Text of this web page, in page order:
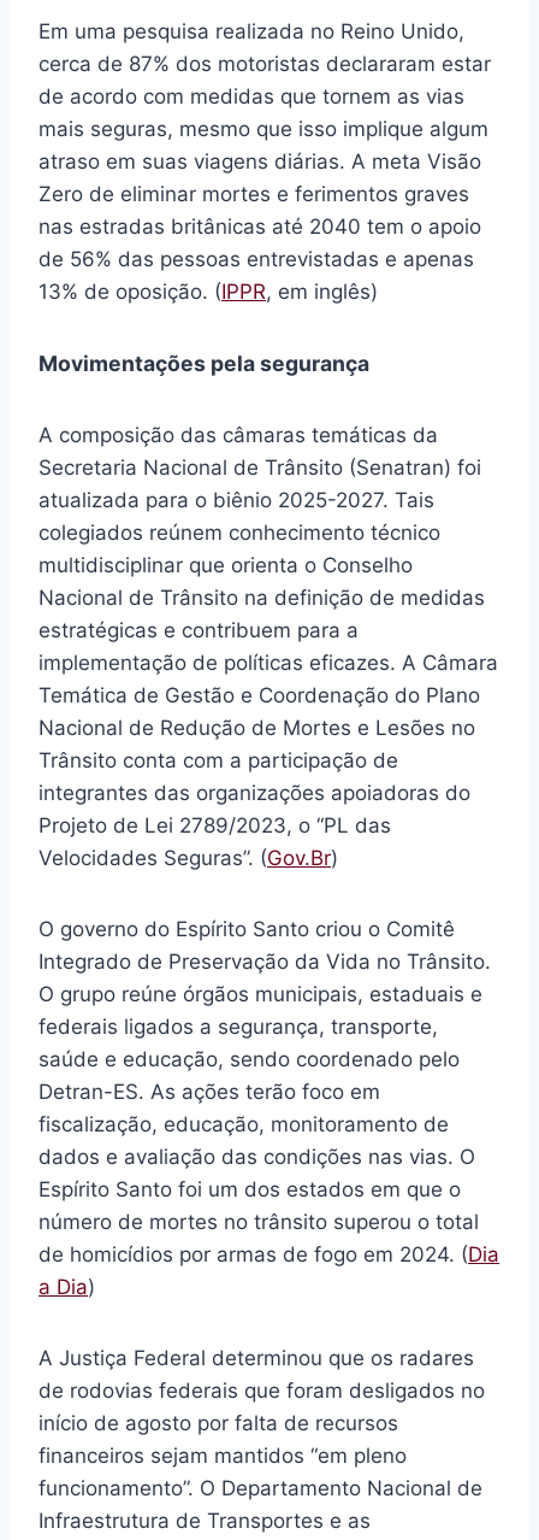
Em uma pesquisa realizada no Reino Unido,
cerca de 87% dos motoristas declararam estar
de acordo com medidas que tornem as vias
mais seguras, mesmo que isso implique algum
atraso em suas viagens diárias. A meta Visão
Zero de eliminar mortes e ferimentos graves
nas estradas britânicas até 2040 tem o apoio
de 56% das pessoas entrevistadas e apenas
13% de oposição. (IPPR, em inglês)
Movimentações pela segurança
A composição das câmaras temáticas da
Secretaria Nacional de Trânsito (Senatran) foi
atualizada para o biênio 2025-2027. Tais
colegiados reúnem conhecimento técnico
multidisciplinar que orienta o Conselho
Nacional de Trânsito na definição de medidas
estratégicas e contribuem para a
implementação de políticas eficazes. A Câmara
Temática de Gestão e Coordenação do Plano
Nacional de Redução de Mortes e Lesões no
Trânsito conta com a participação de
integrantes das organizações apoiadoras do
Projeto de Lei 2789/2023, o “PL das
Velocidades Seguras”. (Gov.Br)
O governo do Espírito Santo criou o Comitê
Integrado de Preservação da Vida no Trânsito.
O grupo reúne órgãos municipais, estaduais e
federais ligados a segurança, transporte,
saúde e educação, sendo coordenado pelo
Detran-ES. As ações terão foco em
fiscalização, educação, monitoramento de
dados e avaliação das condições nas vias. O
Espírito Santo foi um dos estados em que o
número de mortes no trânsito superou o total
de homicídios por armas de fogo em 2024. (Dia
a Dia)
A Justiça Federal determinou que os radares
de rodovias federais que foram desligados no
início de agosto por falta de recursos
financeiros sejam mantidos “em pleno
funcionamento”. O Departamento Nacional de
Infraestrutura de Transportes e as